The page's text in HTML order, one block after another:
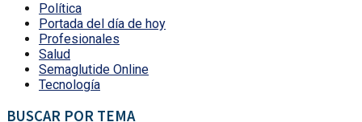
Política
Portada del día de hoy
Profesionales
Salud
Semaglutide Online
Tecnología
BUSCAR POR TEMA